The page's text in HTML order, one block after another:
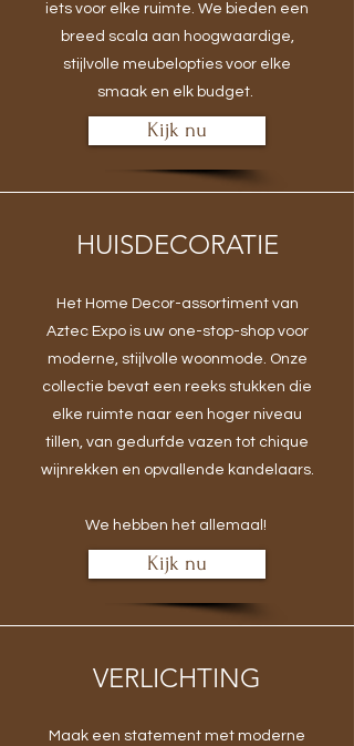
iets voor elke ruimte. We bieden een
breed scala aan hoogwaardige,
stijlvolle meubelopties voor elke
smaak en elk budget.
Kijk nu
HUISDECORATIE
Het Home Decor-assortiment van
Aztec Expo is uw one-stop-shop voor
moderne, stijlvolle woonmode. Onze
collectie bevat een reeks stukken die
elke ruimte naar een hoger niveau
tillen, van gedurfde vazen tot chique
wijnrekken en opvallende kandelaars.
We hebben het allemaal!
Kijk nu
VERLICHTING
Maak een statement met moderne